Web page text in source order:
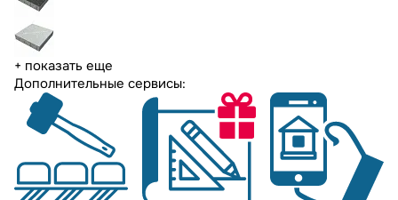
+ показать еще
Дополнительные сервисы: